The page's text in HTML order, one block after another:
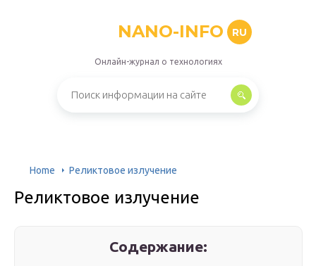
NANO-INFO RU
Онлайн-журнал о технологиях
Home Реликтовое излучение
Реликтовое излучение
Содержание: